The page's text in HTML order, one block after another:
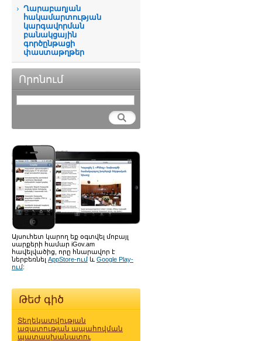
Ղարաբաղյան
հակամարտության
կարգավորման
բանակցային
գործընթացի
փաստաթղթեր
Որոնում
Այսուհետ կարող եք օգտվել մոբայլ
սարքերի համար iGov.am
հավելվածից, որը հնարավոր է
ներբեռնել AppStore-ում և Google Play-
ում:
Թեժ գիծ
Տեղեկատվության
ազատության ապահովման
պատասխանատու